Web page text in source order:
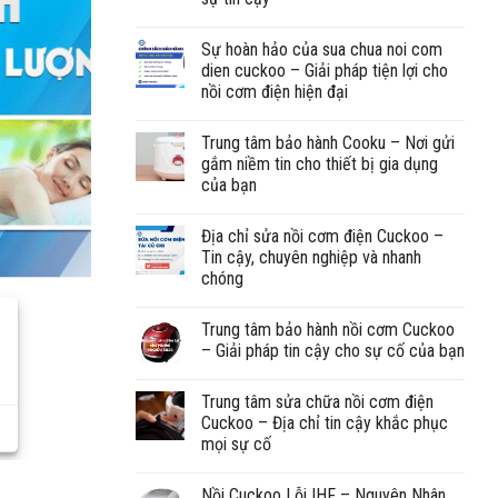
Sự hoàn hảo của sua chua noi com
dien cuckoo – Giải pháp tiện lợi cho
nồi cơm điện hiện đại
Trung tâm bảo hành Cooku – Nơi gửi
gắm niềm tin cho thiết bị gia dụng
của bạn
Địa chỉ sửa nồi cơm điện Cuckoo –
Tin cậy, chuyên nghiệp và nhanh
chóng
Trung tâm bảo hành nồi cơm Cuckoo
– Giải pháp tin cậy cho sự cố của bạn
Trung tâm sửa chữa nồi cơm điện
Cuckoo – Địa chỉ tin cậy khắc phục
mọi sự cố